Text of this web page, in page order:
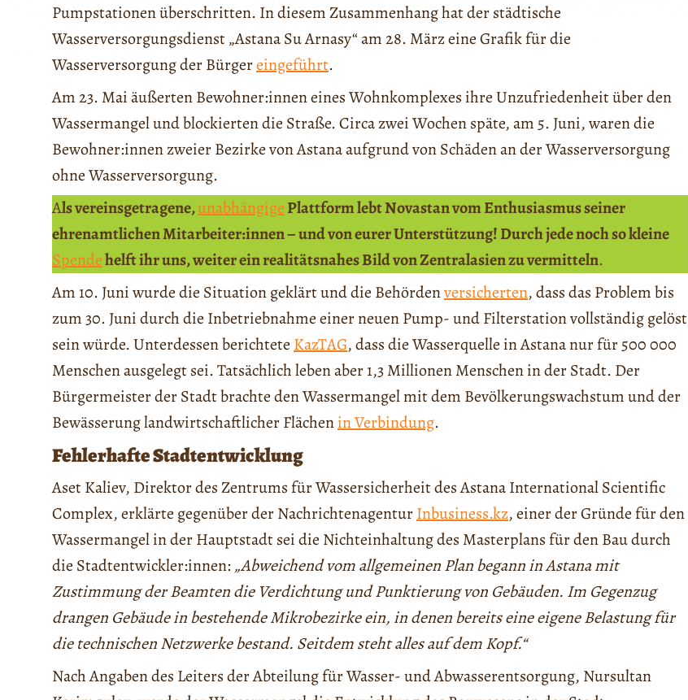
Pumpstationen überschritten. In diesem Zusammenhang hat der städtische
Wasserversorgungsdienst „Astana Su Arnasy“ am 28. März eine Grafik für die
Wasserversorgung der Bürgereingeführt.
Am 23. Mai äußerten Bewohner:innen eines Wohnkomplexes ihre Unzufriedenheit über den
Wassermangel und blockierten die Straße. Circa zwei Wochen späte, am 5. Juni, waren die
Bewohner:innen zweier Bezirke von Astana aufgrund von Schäden an der Wasserversorgung
ohne Wasserversorgung.
Als vereinsgetragene,unabhängigePlattform lebt Novastan vom Enthusiasmus seiner
ehrenamtlichen Mitarbeiter:innen – und von eurer Unterstützung! Durch jede noch so kleine
Spendehelft ihr uns, weiter ein realitätsnahes Bild von Zentralasien zu vermitteln.
Am 10. Juni wurde die Situation geklärt und die Behördenversicherten, dass das Problem bis
zum 30. Juni durch die Inbetriebnahme einer neuen Pump- und Filterstation vollständig gelöst
sein würde. Unterdessen berichtete KazTAG, dass die Wasserquelle in Astana nur für 500 000
Menschen ausgelegt sei. Tatsächlich leben aber 1,3 Millionen Menschen in der Stadt. Der
Bürgermeister der Stadt brachte den Wassermangel mit dem Bevölkerungswachstum und der
Bewässerung landwirtschaftlicher Flächenin Verbindung.
Fehlerhafte Stadtentwicklung
Aset Kaliev, Direktor des Zentrums für Wassersicherheit des Astana International Scientific
Complex, erklärte gegenüber der NachrichtenagenturInbusiness.kz, einer der Gründe für den
Wassermangel in der Hauptstadt sei die Nichteinhaltung des Masterplans für den Bau durch
die Stadtentwickler:innen: „Abweichend vom allgemeinen Plan begann in Astana mit
Zustimmung der Beamten die Verdichtung und Punktierung von Gebäuden. Im Gegenzug
drangen Gebäude in bestehende Mikrobezirke ein, in denen bereits eine eigene Belastung für
die technischen Netzwerke bestand. Seitdem steht alles auf dem Kopf.“
Nach Angaben des Leiters der Abteilung für Wasser- und Abwasserentsorgung, Nursultan